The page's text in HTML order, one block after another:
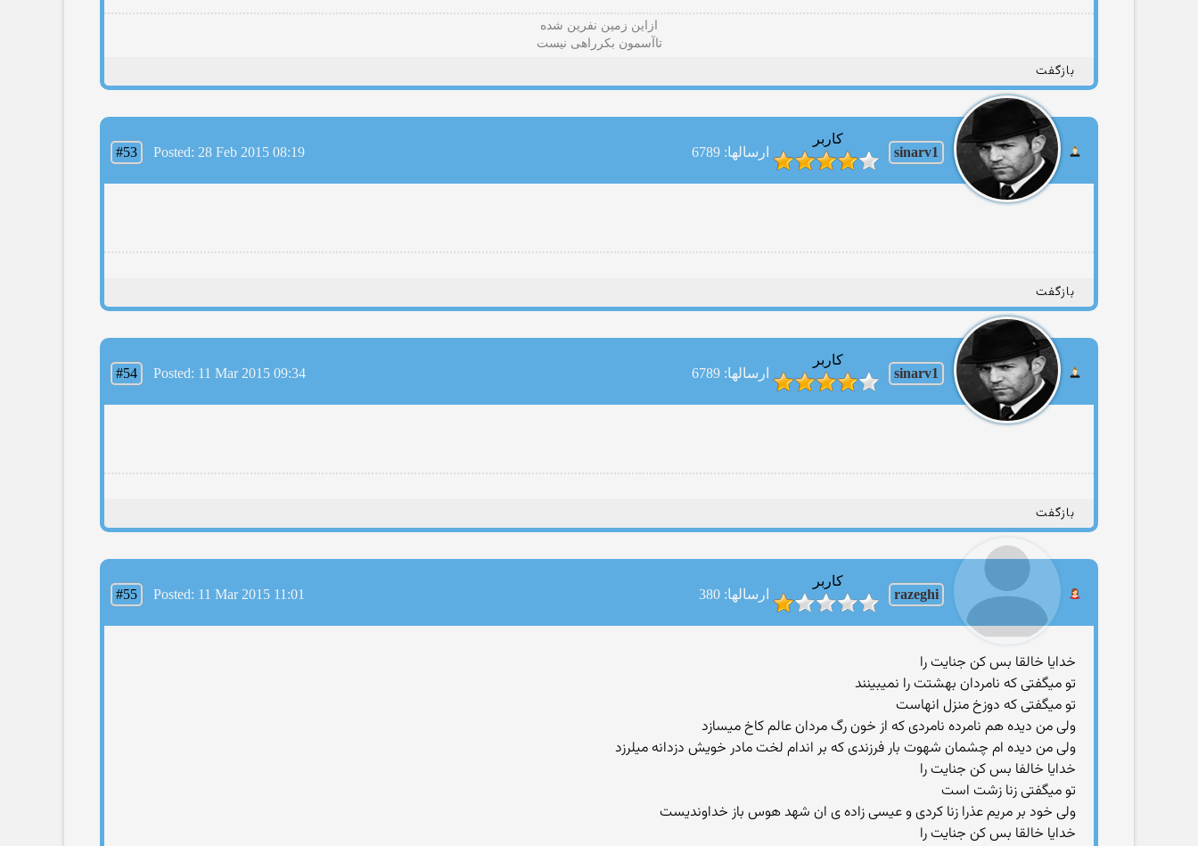
ازاین زمین نفرین شده
تاآسمون بکرراهی نیست
بازگفت
sinarv1
کاربر
ارسالها: 6789
#53 Posted: 28 Feb 2015 08:19
بازگفت
sinarv1
کاربر
ارسالها: 6789
#54 Posted: 11 Mar 2015 09:34
بازگفت
razeghi
کاربر
ارسالها: 380
#55 Posted: 11 Mar 2015 11:01
خدایا خالقا بس کن جنایت را
تو میگفتی که نامردان بهشتت را نمیبینند
تو میگفتی که دوزخ منزل انهاست
ولی من دیده هم نامرده نامردی که از خون رگ مردان عالم کاخ میسازد
ولی من دیده ام چشمان شهوت بار فرزندی که بر اندام لخت مادر خویش دزدانه میلرزد
خدایا خالفا بس کن جنایت را
تو میگفتی زنا زشت است
ولی خود بر مریم عذرا زنا کردی و عیسی زاده ی ان شهد هوس باز خداوندیست
خدایا خالقا بس کن جنایت را